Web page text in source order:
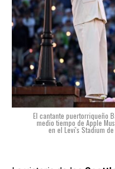
El cantante puertorriqueño
medio tiempo de Apple
en el Levi's Stadium